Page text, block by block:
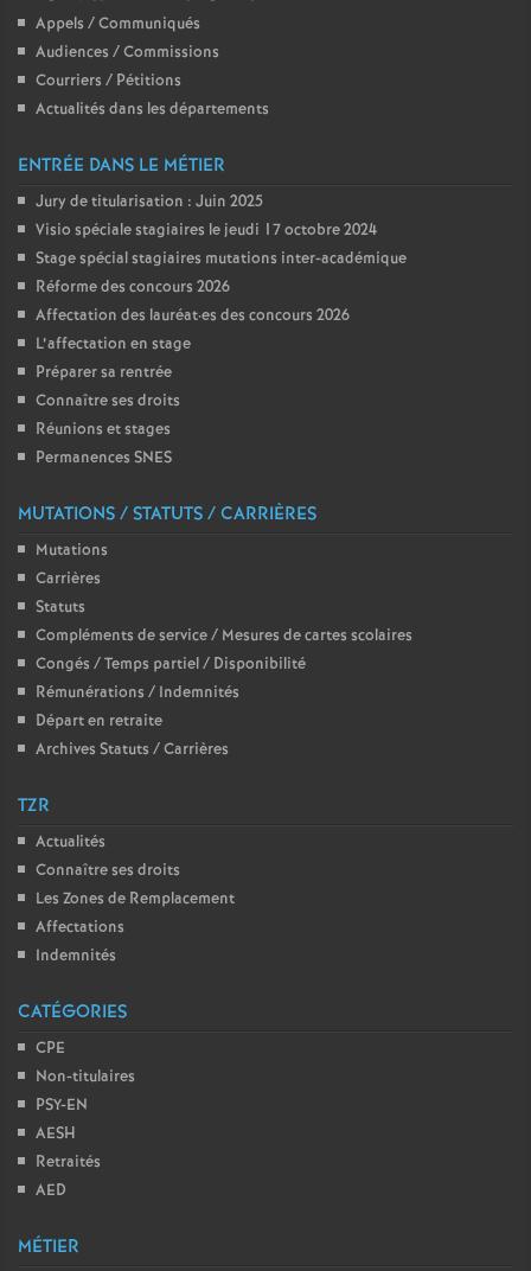
Appels / Communiqués
Audiences / Commissions
Courriers / Pétitions
Actualités dans les départements
ENTRÉE DANS LE MÉTIER
Jury de titularisation : Juin 2025
Visio spéciale stagiaires le jeudi 17 octobre 2024
Stage spécial stagiaires mutations inter-académique
Réforme des concours 2026
Affectation des lauréat·es des concours 2026
L’affectation en stage
Préparer sa rentrée
Connaître ses droits
Réunions et stages
Permanences SNES
MUTATIONS / STATUTS / CARRIÈRES
Mutations
Carrières
Statuts
Compléments de service / Mesures de cartes scolaires
Congés / Temps partiel / Disponibilité
Rémunérations / Indemnités
Départ en retraite
Archives Statuts / Carrières
TZR
Actualités
Connaître ses droits
Les Zones de Remplacement
Affectations
Indemnités
CATÉGORIES
CPE
Non-titulaires
PSY-EN
AESH
Retraités
AED
MÉTIER